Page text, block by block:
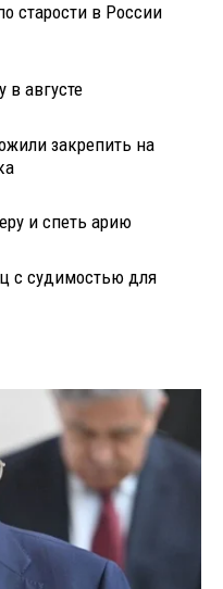
старости в России
августе
закрепить на
и спеть арию
с судимостью для